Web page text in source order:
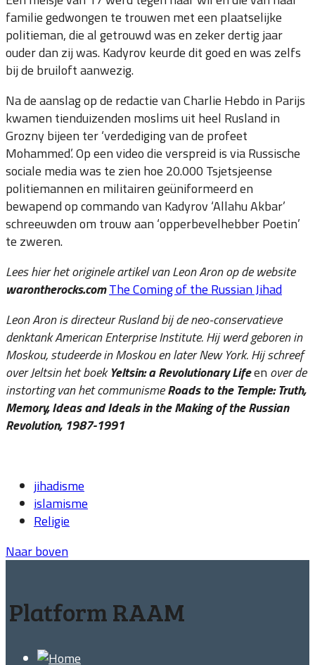
familie gedwongen te trouwen met een plaatselijke
politieman, die al getrouwd was en zeker dertig jaar
ouder dan zij was. Kadyrov keurde dit goed en was zelfs
bij de bruiloft aanwezig.
Na de aanslag op de redactie van Charlie Hebdo in Parijs
kwamen tienduizenden moslims uit heel Rusland in
Grozny bijeen ter ‘verdediging van de profeet
Mohammed’. Op een video die verspreid is via Russische
sociale media was te zien hoe 20.000 Tsjetsjeense
politiemannen en militairen geüniformeerd en
bewapend op commando van Kadyrov ‘Allahu Akbar’
schreeuwden om trouw aan ‘opperbevelhebber Poetin’
te zweren.
Lees hier het originele artikel van Leon Aron op de website
warontherocks.comThe Coming of the Russian Jihad
Leon Aron is directeur Rusland bij de neo-conservatieve
denktank American Enterprise Institute. Hij werd geboren in
Moskou, studeerde in Moskou en later New York. Hij schreef
over Jeltsin het boekYeltsin: a Revolutionary Lifeen over de
instorting van het communismeRoads to the Temple: Truth,
Memory, Ideas and Ideals in the Making of the Russian
Revolution, 1987-1991
jihadisme
islamisme
Religie
Naar boven
Platform RAAM